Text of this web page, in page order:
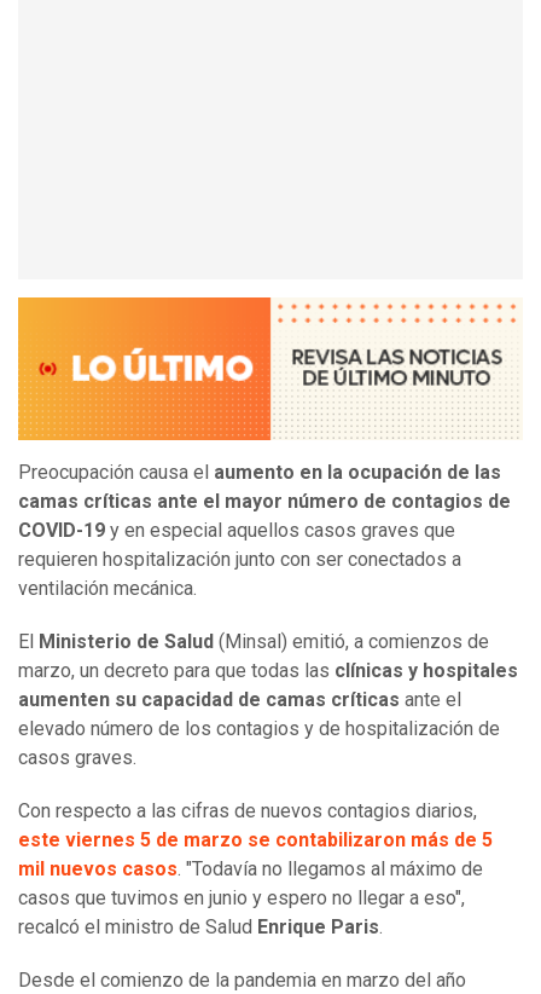
Preocupación causa el aumento en la ocupación de las
camas críticas ante el mayor número de contagios de
COVID-19 y en especial aquellos casos graves que
requieren hospitalización junto con ser conectados a
ventilación mecánica.
El Ministerio de Salud (Minsal) emitió, a comienzos de
marzo, un decreto para que todas las clínicas y hospitales
aumenten su capacidad de camas críticas ante el
elevado número de los contagios y de hospitalización de
casos graves.
Con respecto a las cifras de nuevos contagios diarios,
este viernes 5 de marzo se contabilizaron más de 5
mil nuevos casos. "Todavía no llegamos al máximo de
casos que tuvimos en junio y espero no llegar a eso",
recalcó el ministro de Salud Enrique Paris.
Desde el comienzo de la pandemia en marzo del año